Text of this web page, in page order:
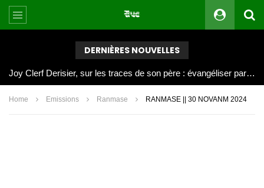
DERNIÈRES NOUVELLES
Joy Clerf Derisier, sur les traces de son père : évangéliser par la musique
Home Emissions Ranmase RANMASE || 30 NOVANM 2024